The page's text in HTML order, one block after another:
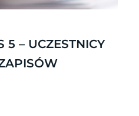
5 – UCZESTNICY